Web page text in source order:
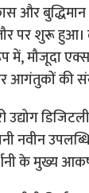
बुद्धिमान
पर शुरू
में, मौजूदा
आगंतुकों की
नवीन
के मुख्य